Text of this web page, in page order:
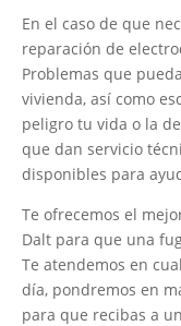
En el caso de que
reparación de
Problemas que
vivienda, así como
peligro tu vida o la
que dan servicio
disponibles para
Te ofrecemos el
Dalt para que una
Te atendemos en
día, pondremos en
para que recibas a